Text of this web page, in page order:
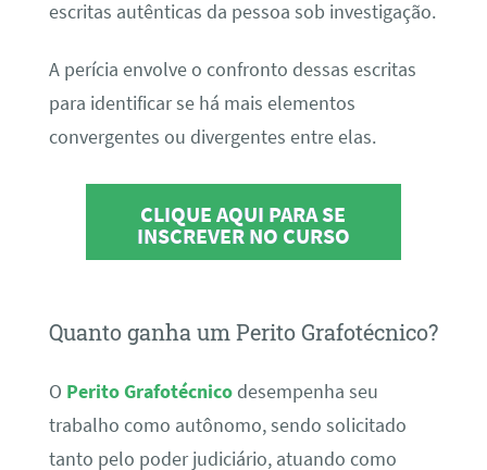
escritas autênticas da pessoa sob investigação.
A perícia envolve o confronto dessas escritas
para identificar se há mais elementos
convergentes ou divergentes entre elas.
CLIQUE AQUI PARA SE
INSCREVER NO CURSO
Quanto ganha um Perito Grafotécnico?
O Perito Grafotécnicodesempenha seu
trabalho como autônomo, sendo solicitado
tanto pelo poder judiciário, atuando como